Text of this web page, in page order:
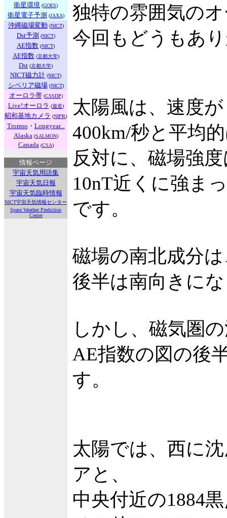
衛星環境 (GOES)
衛星電子予測 (JAXA)
沖縄磁場変動 (NICT)
Dst予測 (NICT)
AE指数 (NICT)
AE指数(京都大学)
Dst (京都大学)
NICT磁力計 (NICT)
シベリア磁場(NICT)
オーロラ帯(CSSDP)
Live!オーロラ (遊造)
昭和基地カメラ (NIPR)
Tromso ・ Longyear...
Alaska (SALMON)
Canada (CSA)
情報ページ
宇宙天気用語集
宇宙天気日報
宇宙天気臨時情報
NICT宇宙天気情報センター
Space Weather Prediction
Center
独特の雰囲気の
今回もどうもあ
太陽風は、速度
400km/秒と平均
反対に、磁場強
10nT近くに強ま
です。
磁場の南北成分
後半は南向きに
しかし、磁気圏
AE指数の図の後
す。
太陽では、西に
アと、
中央付近の1884